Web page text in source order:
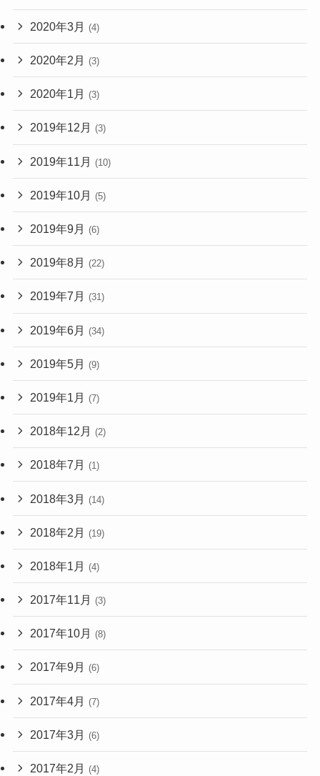
2020年3月 (4)
2020年2月 (3)
2020年1月 (3)
2019年12月 (3)
2019年11月 (10)
2019年10月 (5)
2019年9月 (6)
2019年8月 (22)
2019年7月 (31)
2019年6月 (34)
2019年5月 (9)
2019年1月 (7)
2018年12月 (2)
2018年7月 (1)
2018年3月 (14)
2018年2月 (19)
2018年1月 (4)
2017年11月 (3)
2017年10月 (8)
2017年9月 (6)
2017年4月 (7)
2017年3月 (6)
2017年2月 (4)